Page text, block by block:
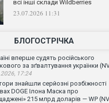
всі інші склади Wildberries
23.07.2026 11:31
БЛОГОСТРІЧКА
вперше судять російського
за зґвалтування українки
17:24
знайшли серйозні розбіжності
DOGE Ілона Маска про
215 млрд доларів — WP